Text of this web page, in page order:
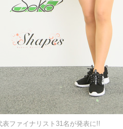
表ファイナリスト31名が発表に!!